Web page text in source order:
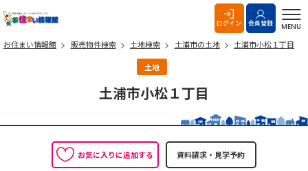
ログイン 会員登録 MENU
お住まい情報館 販売物件検索 土地検索 土浦市の土地 土浦市小松１丁目
土地
土浦市小松１丁目
お気に入りに追加する